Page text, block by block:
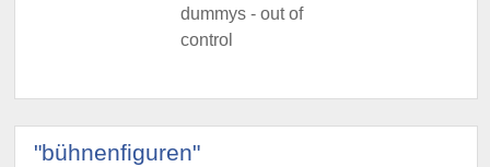
dummys - out of
control
"bühnenfiguren"